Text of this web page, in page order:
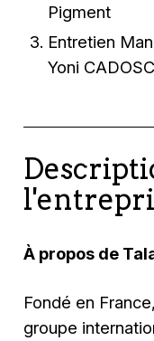
Pigment
Entretien
Yoni
À propos de
Fondé en
groupe